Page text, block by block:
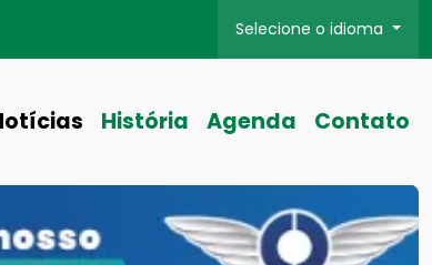
Selecione o idioma
História Agenda Contato